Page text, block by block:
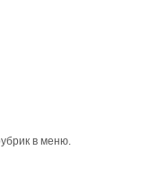
в меню.